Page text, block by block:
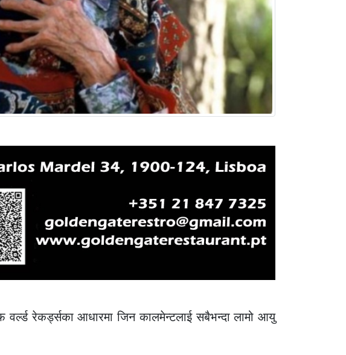
वर्ल्ड रेकर्ड्सका आधारमा जिन कालमेन्टलाई सबैभन्दा लामो आयु